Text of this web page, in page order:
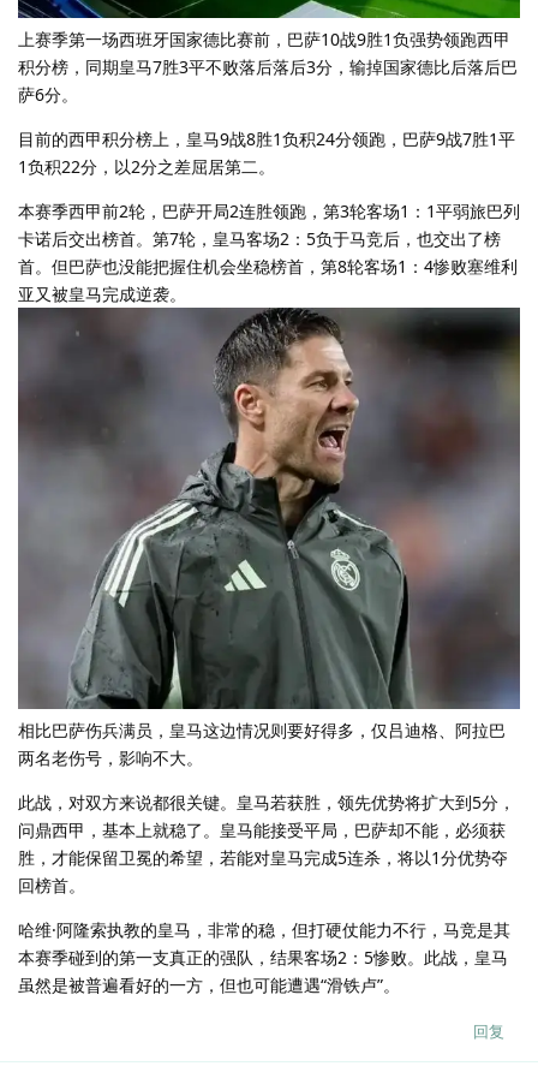
上赛季第一场西班牙国家德比赛前，巴萨10战9胜1负强势领跑西甲
积分榜，同期皇马7胜3平不败落后落后3分，输掉国家德比后落后巴
萨6分。
目前的西甲积分榜上，皇马9战8胜1负积24分领跑，巴萨9战7胜1平
1负积22分，以2分之差屈居第二。
本赛季西甲前2轮，巴萨开局2连胜领跑，第3轮客场1：1平弱旅巴列
卡诺后交出榜首。第7轮，皇马客场2：5负于马竞后，也交出了榜
首。但巴萨也没能把握住机会坐稳榜首，第8轮客场1：4惨败塞维利
亚又被皇马完成逆袭。
相比巴萨伤兵满员，皇马这边情况则要好得多，仅吕迪格、阿拉巴
两名老伤号，影响不大。
此战，对双方来说都很关键。皇马若获胜，领先优势将扩大到5分，
问鼎西甲，基本上就稳了。皇马能接受平局，巴萨却不能，必须获
胜，才能保留卫冕的希望，若能对皇马完成5连杀，将以1分优势夺
回榜首。
哈维·阿隆索执教的皇马，非常的稳，但打硬仗能力不行，马竞是其
本赛季碰到的第一支真正的强队，结果客场2：5惨败。此战，皇马
虽然是被普遍看好的一方，但也可能遭遇“滑铁卢”。
回复